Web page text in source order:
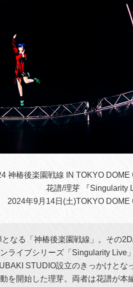
神椿後楽園戦線 IN TOKYO DOME
花譜/理芽 『Singularity
2024年9月14日(土)TOKYO DOME
なる「神椿後楽園戦線」。その
ライブシリーズ「Singularity Live
STUDIO設立のきっかけとな
を開始した理芽。両者は花譜が本